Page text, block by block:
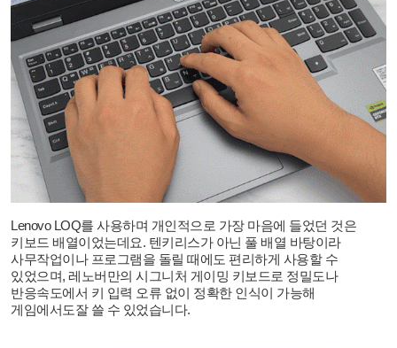
Lenovo LOQ를 사용하며 개인적으로 가장 마음에 들었던 것은
키보드 배열이었는데요. 텐키리스가 아닌 풀 배열 바탕이라
사무작업이나 프로그램을 돌릴 때에도 편리하게 사용할 수
있었으며, 레노버만의 시그니처 게이밍 키보드로 정밀도나
반응속도에서 키 입력 오류 없이 정확한 인식이 가능해
게임에서도잘 쓸 수 있었습니다.